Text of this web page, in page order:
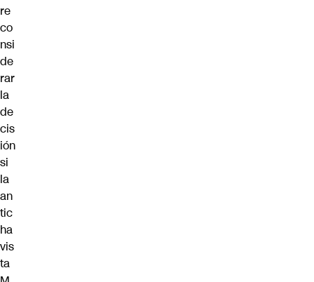
re
co
nsi
de
rar
la
de
cis
ión
si
la
an
tic
ha
vis
ta